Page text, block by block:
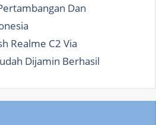
Dan
Realme C2 Via
Dijamin Berhasil